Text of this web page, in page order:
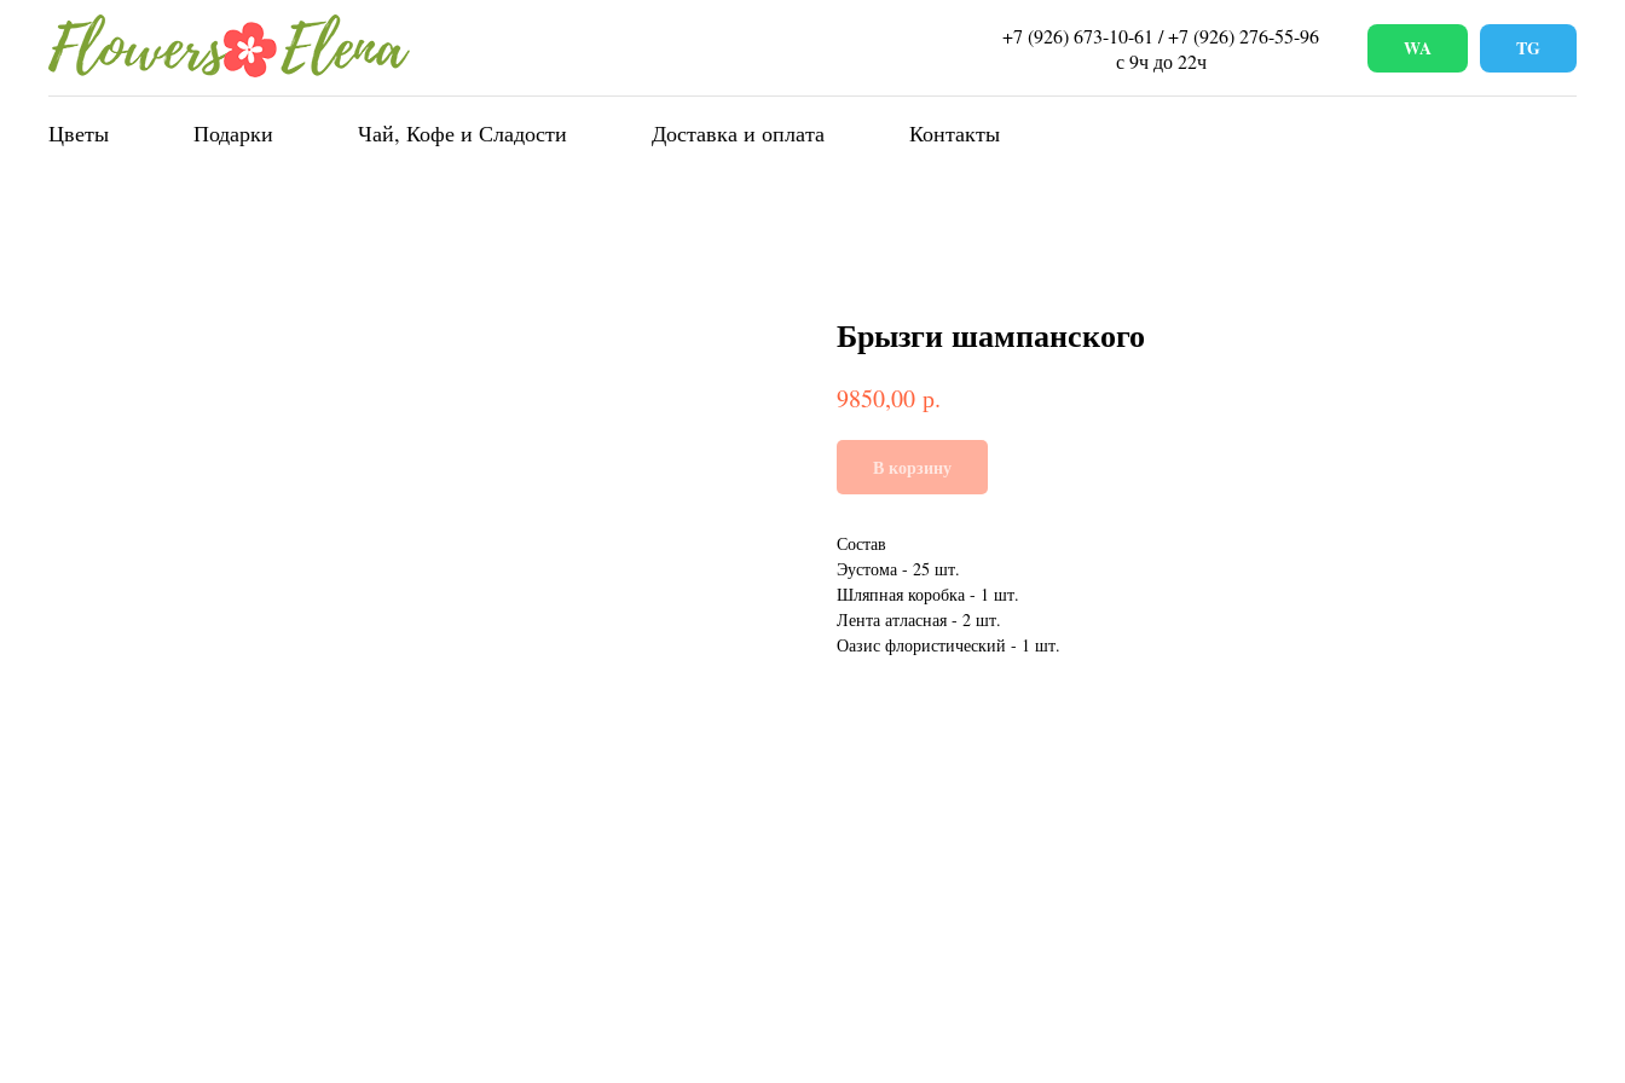
+7 (926) 673-10-61 / +7 (926) 276-55-96
с 9ч до 22ч
WA TG
Цветы Подарки Чай, Кофе и Сладости Доставка и оплата Контакты
Брызги шампанского
9850,00 р.
В корзину
Состав
Эустома - 25 шт.
Шляпная коробка - 1 шт.
Лента атласная - 2 шт.
Оазис флористический - 1 шт.